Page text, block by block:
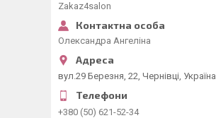
Zakaz4salon
Олександра Ангеліна
вул.29 Березня, 22, Чернівці, Україна
+380 (50) 621-52-34